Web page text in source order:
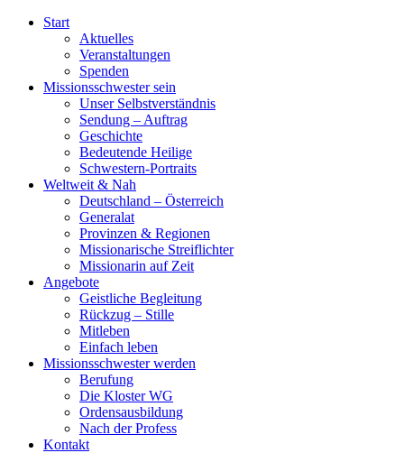
Start
Aktuelles
Veranstaltungen
Spenden
Missionsschwester sein
Unser Selbstverständnis
Sendung – Auftrag
Geschichte
Bedeutende Heilige
Schwestern-Portraits
Weltweit & Nah
Deutschland – Österreich
Generalat
Provinzen & Regionen
Missionarische Streiflichter
Missionarin auf Zeit
Angebote
Geistliche Begleitung
Rückzug – Stille
Mitleben
Einfach leben
Missionsschwester werden
Berufung
Die Kloster WG
Ordensausbildung
Nach der Profess
Kontakt